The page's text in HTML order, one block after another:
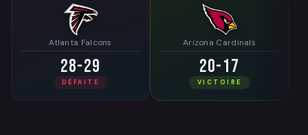
Atlanta Falcons
28-29
DÉFAITE
Arizona Cardinals
20-17
VICTOIRE